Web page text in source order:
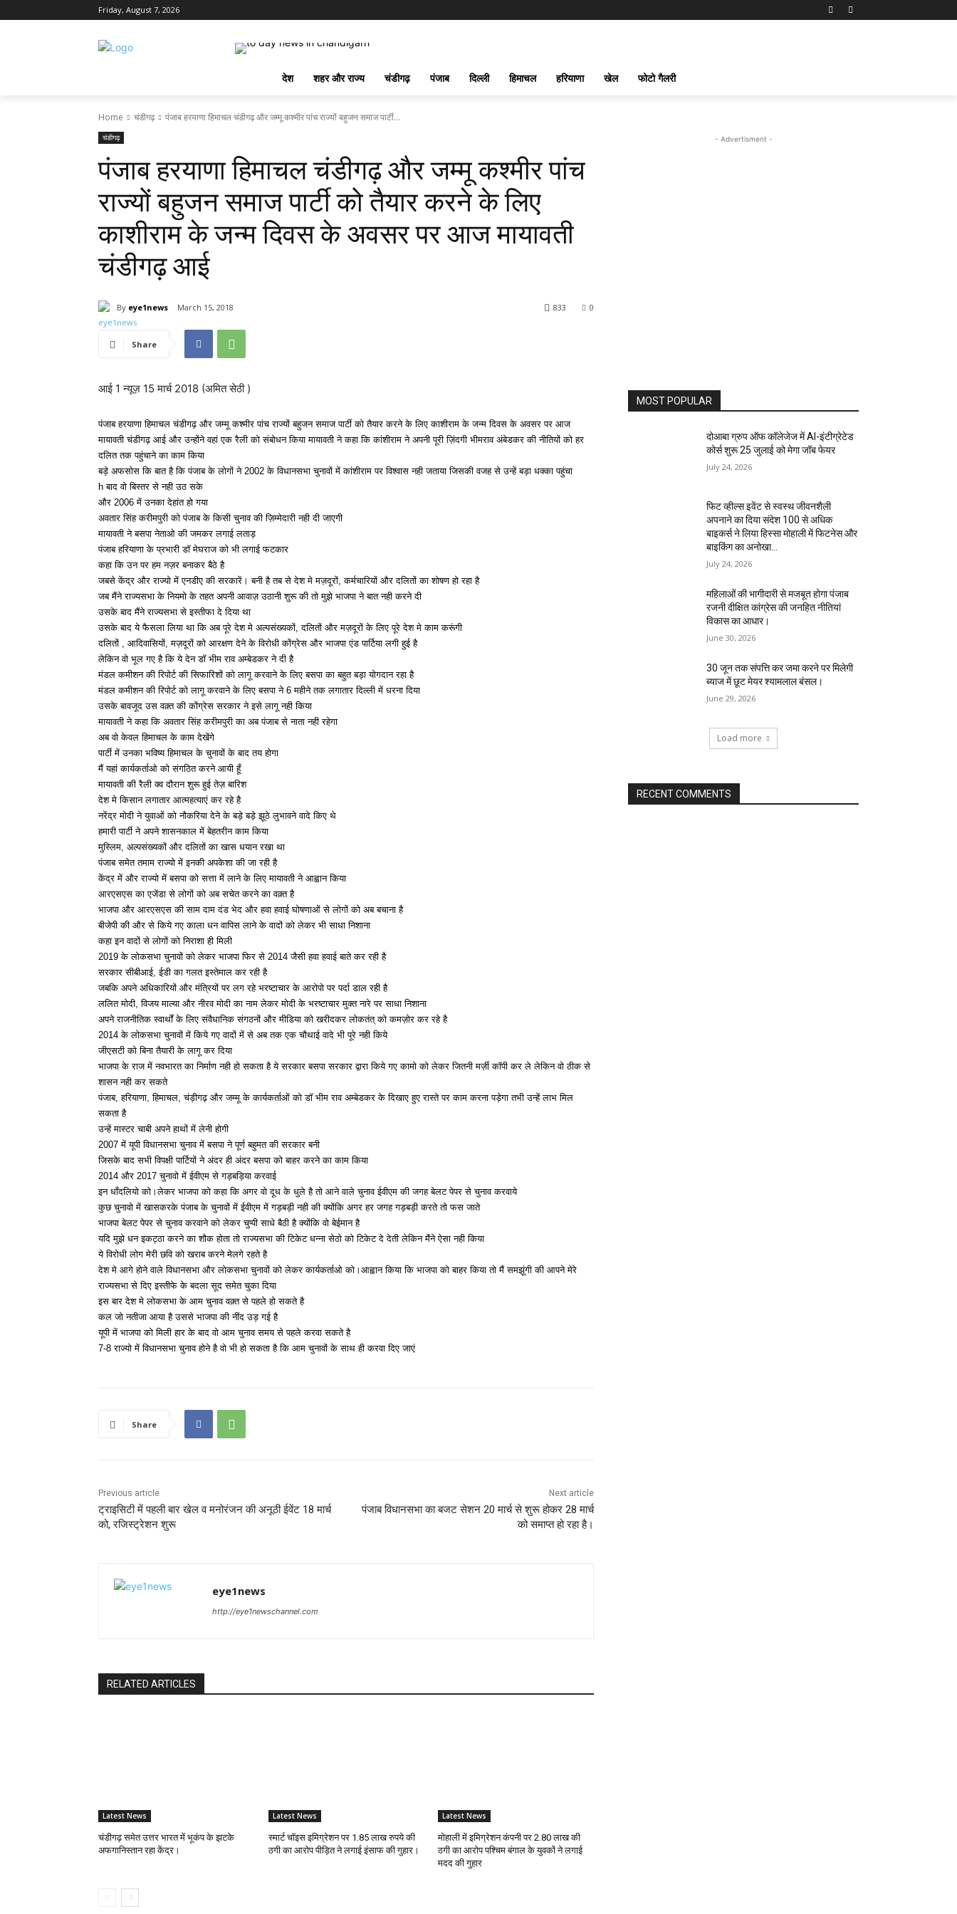
Friday, August 7, 2026
देश शहर और राज्य चंडीगढ़ पंजाब दिल्ली हिमाचल हरियाणा खेल फोटो गैलरी
Home चंडीगढ़ पंजाब हरयाणा हिमाचल चंडीगढ़ और जम्मू कश्मीर पांच राज्यों बहुजन समाज पार्टी...
चंडीगढ़
पंजाब हरयाणा हिमाचल चंडीगढ़ और जम्मू कश्मीर पांच
राज्यों बहुजन समाज पार्टी को तैयार करने के लिए
काशीराम के जन्म दिवस के अवसर पर आज मायावती
चंडीगढ़ आई
By eye1news March 15, 2018 0
833
Share
आई 1 न्यूज़ 15 मार्च 2018 (अमित सेठी )
पंजाब हरयाणा हिमाचल चंडीगढ़ और जम्मू कश्मीर पांच राज्यों बहुजन समाज पार्टी को तैयार करने के लिए काशीराम के जन्म दिवस के अवसर पर आज
मायावती चंडीगढ़ आई और उन्होंने वहां एक रैली को संबोधन किया मायावती ने कहा कि कांशीराम ने अपनी पूरी ज़िंदगी भीमराव अंबेडकर की नीतियों को हर
दलित तक पहुंचाने का काम किया
बड़े अफसोस कि बात है कि पंजाब के लोगों ने 2002 के विधानसभा चुनावों में कांशीराम पर विश्वास नही जताया जिसकी वजह से उन्हें बड़ा धक्का पहुंचा
h बाद वो बिस्तर से नही उठ सके
और 2006 में उनका देहांत हो गया
अवतार सिंह करीमपुरी को पंजाब के किसी चुनाव की ज़िम्मेदारी नही दी जाएगी
मायावती ने बसपा नेताओ की जमकर लगाई लताड़
पंजाब हरियाणा के प्रभारी डॉ मेघराज को भी लगाई फटकार
कहा कि उन पर हम नज़र बनाकर बैठे है
जबसे केंद्र और राज्यो में एनडीए की सरकारें। बनी है तब से देश मे मज़दूरों, कर्मचारियों और दलितों का शोषण हो रहा है
जब मैंने राज्यसभा के नियमो के तहत अपनी आवाज़ उठानी शुरू की तो मुझे भाजपा ने बात नही करने दी
उसके बाद मैंने राज्यसभा से इस्तीफा दे दिया था
उसके बाद ये फैसला लिया था कि अब पूरे देश मे अल्पसंख्यकों, दलितों और मज़दूरों के लिए पूरे देश मे काम करूंगी
दलितों , आदिवासियों, मज़दूरों को आरक्षण देने के विरोधी कोंग्रेस और भाजपा एंड पार्टिया लगी हुई है
लेकिन वो भूल गए है कि ये देन डॉ भीम राव अम्बेडकर ने दी है
मंडल कमीशन की रिपोर्ट की सिफारिशों को लागू करवाने के लिए बसपा का बहुत बड़ा योगदान रहा है
मंडल कमीशन की रिपोर्ट को लागू करवाने के लिए बसपा ने 6 महीने तक लगातार दिल्ली में धरना दिया
उसके बावजूद उस वक़्त की कोंग्रेस सरकार ने इसे लागू नही किया
मायावती ने कहा कि अवतार सिंह करीमपुरी का अब पंजाब से नाता नही रहेगा
अब वो केवल हिमाचल के काम देखेंगे
पार्टी में उनका भविष्य हिमाचल के चुनावों के बाद तय होगा
मैं यहां कार्यकर्ताओ को संगठित करने आयी हूँ
मायावती की रैली क्व दौरान शुरू हुई तेज़ बारिश
देश मे किसान लगातार आत्महत्याएं कर रहे है
नरेंद्र मोदी ने युवाओं को नौकरिया देने के बड़े बड़े झूठे लुभावने वादे किए थे
हमारी पार्टी ने अपने शासनकाल में बेहतरीन काम किया
मुस्लिम, अल्पसंख्यकों और दलितों का खास धयान रखा था
पंजाब समेत तमाम राज्यो में इनकी अपकेशा की जा रही है
केंद्र में और राज्यो में बसपा को सत्ता में लाने के लिए मायावती ने आह्वान किया
आरएसएस का एजेंडा से लोगों को अब सचेत करने का वक़्त है
भाजपा और आरएसएस की साम दाम दंड भेद और हवा हवाई घोषणाओं से लोगों को अब बचाना है
बीजेपी की और से किये गए काला धन वापिस लाने के वादों को लेकर भी साधा निशाना
कहा इन वादों से लोगों को निराशा ही मिली
2019 के लोकसभा चुनावों को लेकर भाजपा फिर से 2014 जैसी हवा हवाई बाते कर रही है
सरकार सीबीआई, ईडी का गलत इस्तेमाल कर रही है
जबकि अपने अधिकारियों और मंत्रियों पर लग रहे भरष्टाचार के आरोपो पर पर्दा डाल रही है
ललित मोदी, विजय माल्या और नीरव मोदी का नाम लेकर मोदी के भरष्टाचार मुक्त नारे पर साधा निशाना
अपने राजनीतिक स्वार्थों के लिए संवैधानिक संगठनों और मीडिया को खरीदकर लोकतंत् को कमज़ोर कर रहे है
2014 के लोकसभा चुनावों में किये गए वादों में से अब तक एक चौथाई वादे भी पूरे नही किये
जीएसटी को बिना तैयारी के लागू कर दिया
भाजपा के राज में नवभारत का निर्माण नही हो सकता है ये सरकार बसपा सरकार द्वारा किये गए कामो को लेकर जितनी मर्ज़ी कॉपी कर ले लेकिन वो ठीक से
शासन नही कर सकते
पंजाब, हरियाणा, हिमाचल, चंड़ीगढ़ और जम्मू के कार्यकर्ताओं को डॉ भीम राव अम्बेडकर के दिखाए हुए रास्ते पर काम करना पड़ेगा तभी उन्हें लाभ मिल
सकता है
उन्हें मास्टर चाबी अपने हाथों में लेनी होगी
2007 में यूपी विधानसभा चुनाव में बसपा ने पूर्ण बहुमत की सरकार बनी
जिसके बाद सभी विपक्षी पार्टियों ने अंदर ही अंदर बसपा को बाहर करने का काम किया
2014 और 2017 चुनावो में ईवीएम से गड़बड़िया करवाई
इन धाँदलियो को।लेकर भाजपा को कहा कि अगर वो दूध के धुले है तो आने वाले चुनाव ईवीएम की जगह बेलट पेपर से चुनाव करवाये
कुछ चुनावो में खासकरके पंजाब के चुनावों में ईवीएम में गड़बड़ी नही की क्योंकि अगर हर जगह गड़बड़ी करते तो फस जाते
भाजपा बेलट पेपर से चुनाव करवाने को लेकर चुप्पी साधे बैठी है क्योंकि वो बेईमान है
यदि मुझे धन इकट्ठा करने का शौक होता तो राज्यसभा की टिकेट धन्ना सेठो को टिकेट दे देती लेकिन मैंने ऐसा नही किया
ये विरोधी लोग मेरी छवि को खराब करने मेलगे रहते है
देश मे आगे होने वाले विधानसभा और लोकसभा चुनावों को लेकर कार्यकर्ताओ को।आह्वान किया कि भाजपा को बाहर किया तो मैं समझूंगी की आपने मेरे
राज्यसभा से दिए इस्तीफे के बदला सूद समेत चुका दिया
इस बार देश मे लोकसभा के आम चुनाव वक़्त से पहले हो सकते है
कल जो नतीजा आया है उससे भाजपा की नींद उड़ गई है
यूपी में भाजपा को मिली हार के बाद वो आम चुनाव समय से पहले करवा सकते है
7-8 राज्यो में विधानसभा चुनाव होने है वो भी हो सकता है कि आम चुनावों के साथ ही करवा दिए जाएं
Share
Previous article
ट्राइसिटी में पहली बार खेल व मनोरंजन की अनूठी ईवेंट 18 मार्च
को, रजिस्ट्रेशन शुरू
Next article
पंजाब विधानसभा का बजट सेशन 20 मार्च से शुरू होकर 28 मार्च
को समाप्त हो रहा है।
eye1news
http://eye1newschannel.com
RELATED ARTICLES
Latest News
चंडीगढ़ समेत उत्तर भारत में भूकंप के झटके
अफगानिस्तान रहा केंद्र।
Latest News
स्मार्ट चॉइस इमिग्रेशन पर 1.85 लाख रुपये की
ठगी का आरोप पीड़ित ने लगाई इंसाफ की गुहार।
Latest News
मोहाली में इमिग्रेशन कंपनी पर 2.80 लाख की
ठगी का आरोप पश्चिम बंगाल के युवकों ने लगाई
मदद की गुहार
- Advertisment -
MOST POPULAR
दोआबा ग्रुप ऑफ कॉलेजेज में AI-इंटीग्रेटेड
कोर्स शुरू 25 जुलाई को मेगा जॉब फेयर
July 24, 2026
फिट व्हील्स इवेंट से स्वस्थ जीवनशैली
अपनाने का दिया संदेश 100 से अधिक
बाइकर्स ने लिया हिस्सा मोहाली में फिटनेस और
बाइकिंग का अनोखा...
July 24, 2026
महिलाओं की भागीदारी से मजबूत होगा पंजाब
रजनी दीक्षित कांग्रेस की जनहित नीतियां
विकास का आधार।
June 30, 2026
30 जून तक संपत्ति कर जमा करने पर मिलेगी
ब्याज में छूट मेयर श्यामलाल बंसल।
June 29, 2026
Load more
RECENT COMMENTS